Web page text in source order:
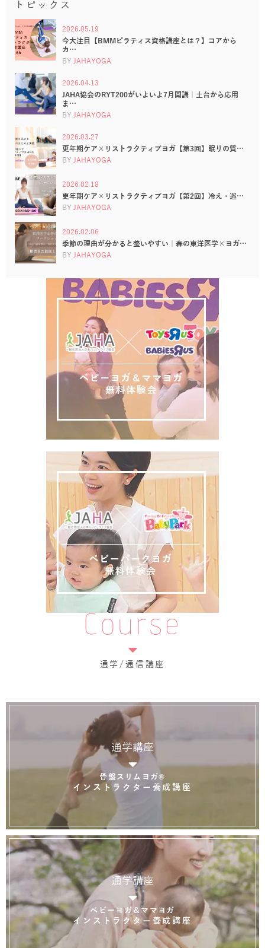
トピックス
2026.05.19
今大注目【BMMピラティス資格講座とは？】コアから
カ…
BY JAHAYOGA
2026.04.13
JAHA協会のRYT200がいよいよ7月開講｜土台から応用
ま…
BY JAHAYOGA
2026.03.27
更年期ケア×リストラクティブヨガ【第3回】眠りの質…
BY JAHAYOGA
2026.02.18
更年期ケア×リストラクティブヨガ【第2回】冷え・巡…
BY JAHAYOGA
2026.02.06
季節の理由が分かると整いやすい｜春の東洋医学×ヨガ…
BY JAHAYOGA
Course
通学/通信講座
通学講座
骨盤スリムヨガ®
インストラクター養成講座
通学講座
ベビーヨガ＆ママヨガ
インストラクター養成講座